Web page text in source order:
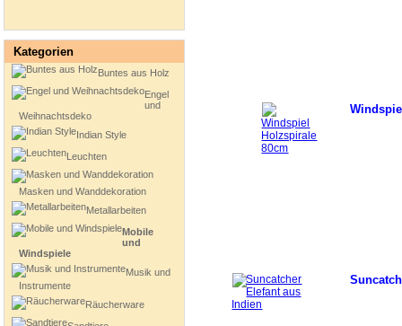
Kategorien
Buntes aus Holz
Engel
und
Weihnachtsdeko
Indian Style
Leuchten
Masken und Wanddekoration
Metallarbeiten
Mobile
und
Windspiele
Musik und
Instrumente
Räucherware